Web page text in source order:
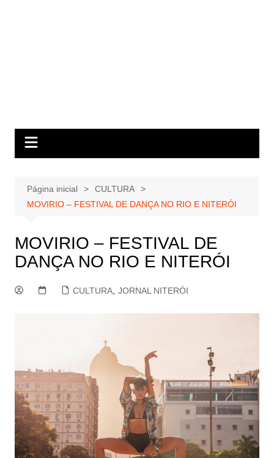
Página inicial
CULTURA
MOVIRIO – FESTIVAL DE DANÇA NO RIO E NITERÓI
MOVIRIO – FESTIVAL DE
DANÇA NO RIO E NITERÓI
CULTURA, JORNAL NITERÓI